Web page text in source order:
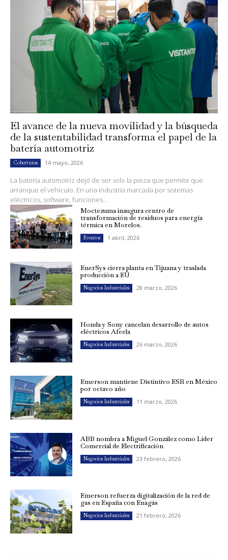
El avance de la nueva movilidad y la búsqueda
de la sustentabilidad transforma el papel de la
batería automotriz
Coberturas 14 mayo, 2026
La batería automotriz dejó de ser solo la pieza que permite que
arranque el vehículo. En una industria marcada por sistemas
eléctricos, software, funciones...
Moctezuma inaugura centro de
transformación de residuos para energía
térmica en Morelos.
Eventos 1 abril, 2026
EnerSys cierra planta en Tijuana y traslada
producción a EU
Negocios Industriales 28 marzo, 2026
Honda y Sony cancelan desarrollo de autos
eléctricos Afeela
Negocios Industriales 26 marzo, 2026
Emerson mantiene Distintivo ESR en México
por octavo año
Negocios Industriales 11 marzo, 2026
ABB nombra a Miguel González como Líder
Comercial de Electrificación
Negocios Industriales 23 febrero, 2026
Emerson refuerza digitalización de la red de
gas en España con Enagás
Negocios Industriales 21 febrero, 2026